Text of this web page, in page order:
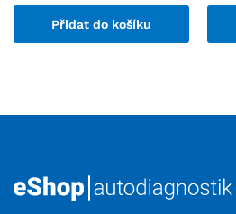
Přidat do košíku